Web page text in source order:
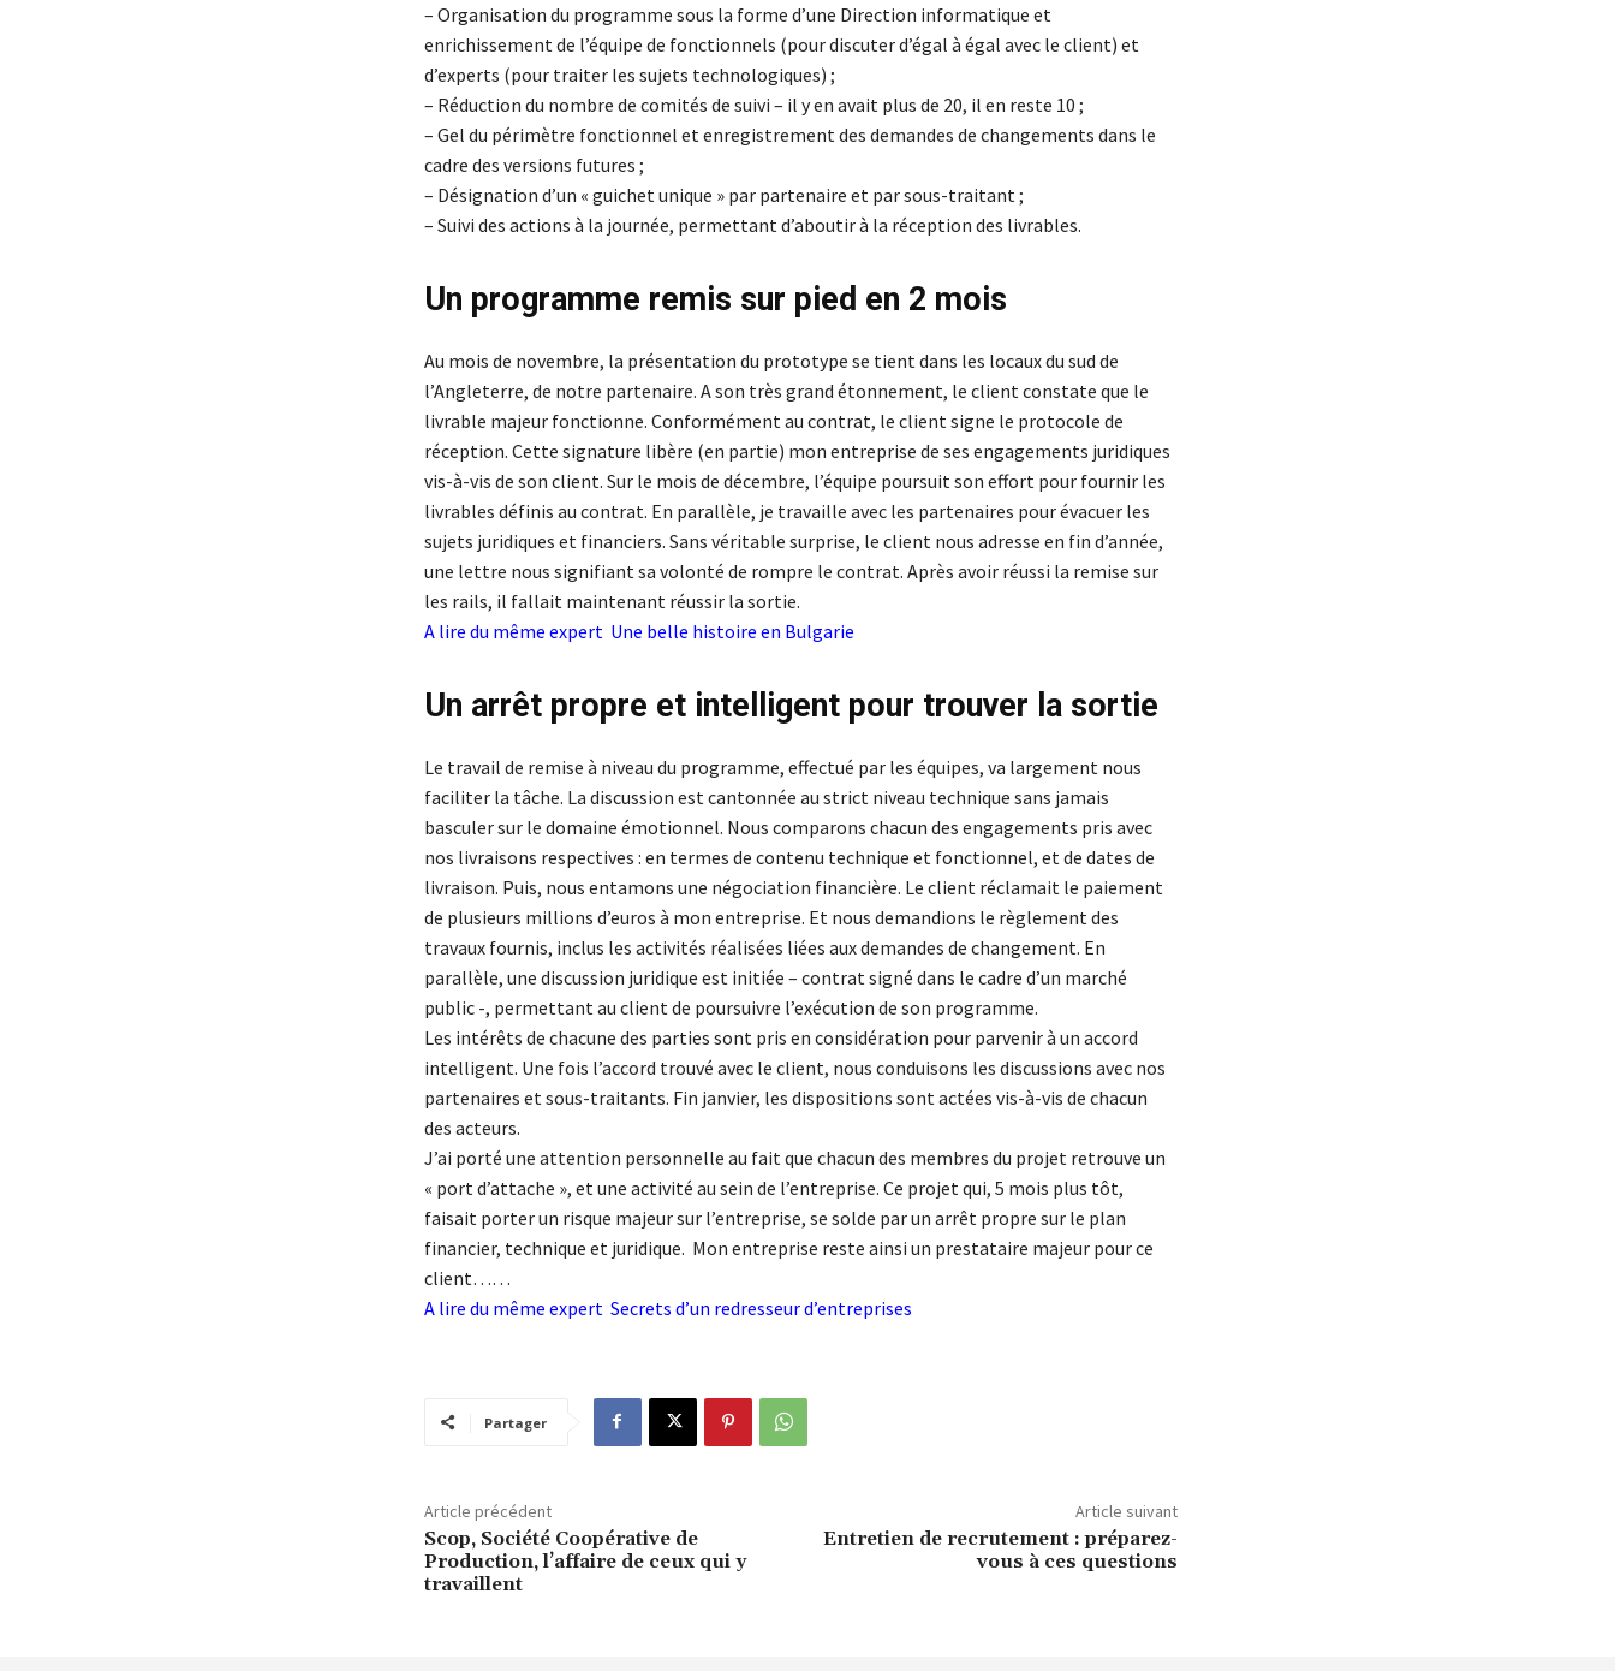
– Organisation du programme sous la forme d’une Direction informatique et
enrichissement de l’équipe de fonctionnels (pour discuter d’égal à égal avec le client) et
d’experts (pour traiter les sujets technologiques) ;
– Réduction du nombre de comités de suivi – il y en avait plus de 20, il en reste 10 ;
– Gel du périmètre fonctionnel et enregistrement des demandes de changements dans le
cadre des versions futures ;
– Désignation d’un « guichet unique » par partenaire et par sous-traitant ;
– Suivi des actions à la journée, permettant d’aboutir à la réception des livrables.
Un programme remis sur pied en 2 mois
Au mois de novembre, la présentation du prototype se tient dans les locaux du sud de
l’Angleterre, de notre partenaire. A son très grand étonnement, le client constate que le
livrable majeur fonctionne. Conformément au contrat, le client signe le protocole de
réception. Cette signature libère (en partie) mon entreprise de ses engagements juridiques
vis-à-vis de son client. Sur le mois de décembre, l’équipe poursuit son effort pour fournir les
livrables définis au contrat. En parallèle, je travaille avec les partenaires pour évacuer les
sujets juridiques et financiers. Sans véritable surprise, le client nous adresse en fin d’année,
une lettre nous signifiant sa volonté de rompre le contrat. Après avoir réussi la remise sur
les rails, il fallait maintenant réussir la sortie.
A lire du même expert Une belle histoire en Bulgarie
Un arrêt propre et intelligent pour trouver la sortie
Le travail de remise à niveau du programme, effectué par les équipes, va largement nous
faciliter la tâche. La discussion est cantonnée au strict niveau technique sans jamais
basculer sur le domaine émotionnel. Nous comparons chacun des engagements pris avec
nos livraisons respectives : en termes de contenu technique et fonctionnel, et de dates de
livraison. Puis, nous entamons une négociation financière. Le client réclamait le paiement
de plusieurs millions d’euros à mon entreprise. Et nous demandions le règlement des
travaux fournis, inclus les activités réalisées liées aux demandes de changement. En
parallèle, une discussion juridique est initiée – contrat signé dans le cadre d’un marché
public -, permettant au client de poursuivre l’exécution de son programme.
Les intérêts de chacune des parties sont pris en considération pour parvenir à un accord
intelligent. Une fois l’accord trouvé avec le client, nous conduisons les discussions avec nos
partenaires et sous-traitants. Fin janvier, les dispositions sont actées vis-à-vis de chacun
des acteurs.
J’ai porté une attention personnelle au fait que chacun des membres du projet retrouve un
« port d’attache », et une activité au sein de l’entreprise. Ce projet qui, 5 mois plus tôt,
faisait porter un risque majeur sur l’entreprise, se solde par un arrêt propre sur le plan
financier, technique et juridique. Mon entreprise reste ainsi un prestataire majeur pour ce
client……
A lire du même expert Secrets d’un redresseur d’entreprises
Partager
Article précédent
Scop, Société Coopérative de
Production, l’affaire de ceux qui y
travaillent
Article suivant
Entretien de recrutement : préparez-
vous à ces questions